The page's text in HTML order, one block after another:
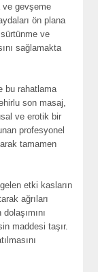
ve gevşeme
ön plana
ve
sağlamakta
bu rahatlama
son masaj,
ve erotik bir
profesyonel
tamamen
etki kasların
ağrıları
maddesi taşır.